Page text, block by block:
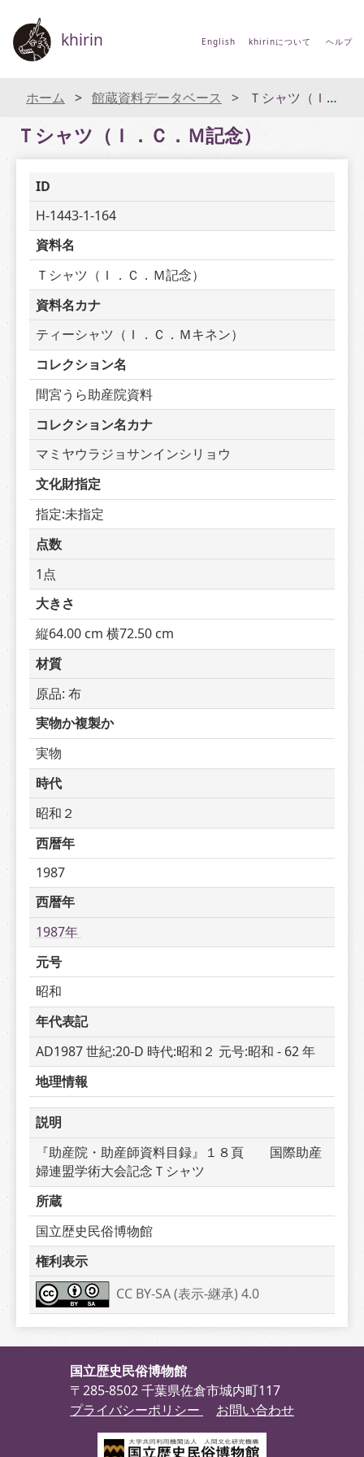
khirin English khirinについて ヘルプ
ホーム 館蔵資料データベース Ｔシャツ（Ｉ．Ｃ．Ｍ記念）
Ｔシャツ（Ｉ．Ｃ．Ｍ記念）
ID
H-1443-1-164
資料名
Ｔシャツ（Ｉ．Ｃ．Ｍ記念）
資料名カナ
ティーシャツ（Ｉ．Ｃ．Ｍキネン）
コレクション名
間宮うら助産院資料
コレクション名カナ
マミヤウラジョサンインシリョウ
文化財指定
指定:未指定
点数
1点
大きさ
縦64.00 cm 横72.50 cm
材質
原品: 布
実物か複製か
実物
時代
昭和２
西暦年
1987
西暦年
1987年
元号
昭和
年代表記
AD1987 世紀:20-D 時代:昭和２ 元号:昭和 - 62 年
地理情報
説明
『助産院・助産師資料目録』１８頁　　国際助産
婦連盟学術大会記念Ｔシャツ
所蔵
国立歴史民俗博物館
権利表示
CC BY-SA (表示-継承) 4.0
国立歴史民俗博物館
〒285-8502 千葉県佐倉市城内町117
プライバシーポリシー
お問い合わせ